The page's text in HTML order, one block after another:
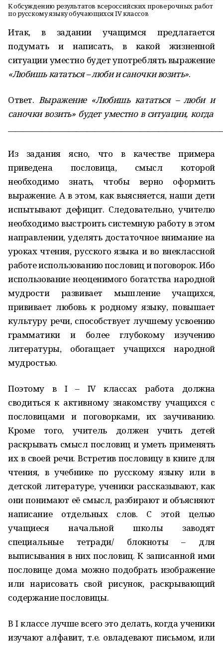
К обсуждению результатов всероссийских проверочных работ
по русскому языку обучающихся IV классов
Итак, в задании учащимся предлагается
подумать и написать, в какой жизненной
ситуации уместно будет употреблять выражение
«Любишь кататься – люби и саночки возить».
Ответ. Выражение «Любишь кататься – люби и
саночки возить» будет уместно в ситуации, когда
Из задания ясно, что в качестве примера
приведена пословица, смысл которой
необходимо знать, чтобы верно оформить
выражение. А в этом, как выясняется, наши дети
испытывают дефицит. Следовательно, учителю
необходимо выстроить системную работу в этом
направлении, уделять достаточное внимание на
уроках чтения, русского языка и во внеклассной
работе использованию пословиц и поговорок. Ибо
использование неоценимого богатства народной
мудрости развивает мышление учащихся,
прививает любовь к родному языку, повышает
культуру речи, способствует лучшему усвоению
грамматики и более глубокому изучению
литературы, обогащает учащихся народной
мудростью.
Поэтому в I – IV классах работа должна
сводиться к активному знакомству учащихся с
пословицами и поговорками, их заучиванию.
Кроме того, учитель должен учить детей
раскрывать смысл пословиц и уметь применять
их в своей речи. Встретив пословицу в книге для
чтения, в учебнике по русскому языку или в
детской литературе, ученики рассказывают, как
они понимают её смысл, разбирают и объясняют
написание отдельных слов. С этой целью
учащиеся начальной школы заводят
специальные тетради/ блокноты – для
выписывания в них пословиц. К записанной ими
пословице дома можно подобрать изображение
или нарисовать свой рисунок, раскрывающий
содержание пословицы.
В I классе лучше всего это делать, когда ученики
изучают алфавит, т.е. овладевают письмом, или